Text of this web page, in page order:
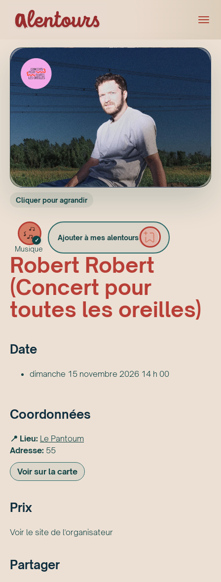
Cliquer pour agrandir
✓
Musique
Ajouter à mes alentours
Robert Robert
(Concert pour
toutes les oreilles)
Date
dimanche 15 novembre 2026 14 h 00
Coordonnées
📍 Lieu: Le Pantoum
Adresse: 55
Voir sur la carte
Prix
Voir le site de l'organisateur
Partager